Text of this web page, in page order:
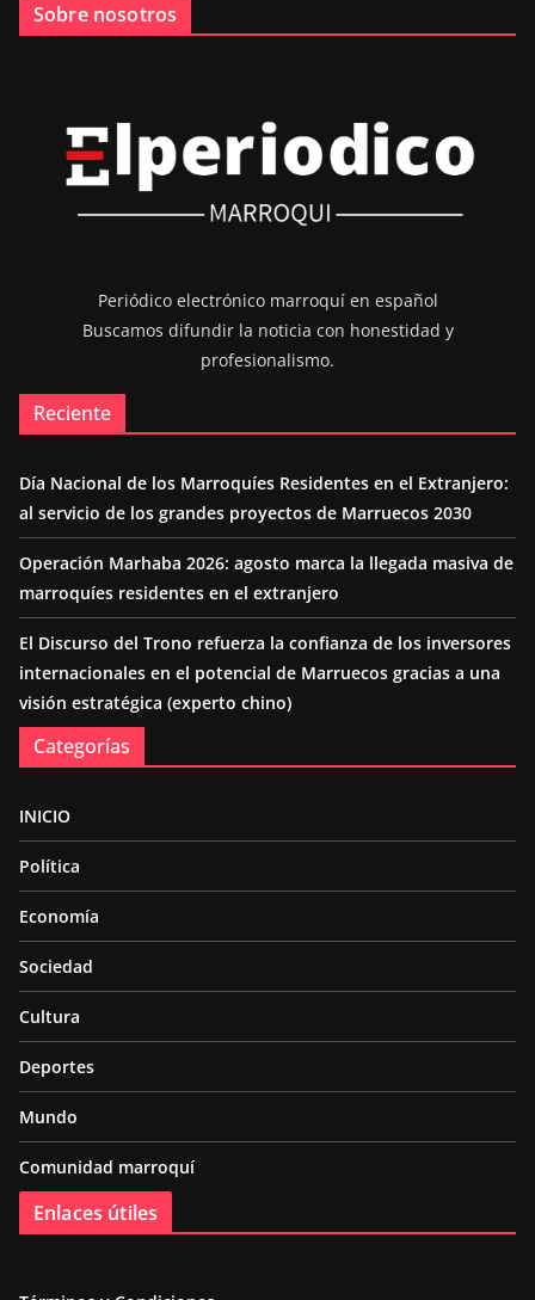
Sobre nosotros
Periódico electrónico marroquí en español
Buscamos difundir la noticia con honestidad y
profesionalismo.
Reciente
Día Nacional de los Marroquíes Residentes en el Extranjero:
al servicio de los grandes proyectos de Marruecos 2030
Operación Marhaba 2026: agosto marca la llegada masiva de
marroquíes residentes en el extranjero
El Discurso del Trono refuerza la confianza de los inversores
internacionales en el potencial de Marruecos gracias a una
visión estratégica (experto chino)
Categorías
INICIO
Política
Economía
Sociedad
Cultura
Deportes
Mundo
Comunidad marroquí
Enlaces útiles